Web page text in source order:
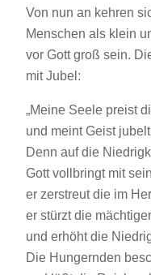
Von nun an kehren
Menschen als klein
vor Gott groß sein.
mit Jubel:
„Meine Seele preist
und meint Geist
Denn auf die
Gott vollbringt mit
er zerstreut die im
er stürzt die
und erhöht die
Die Hungernden